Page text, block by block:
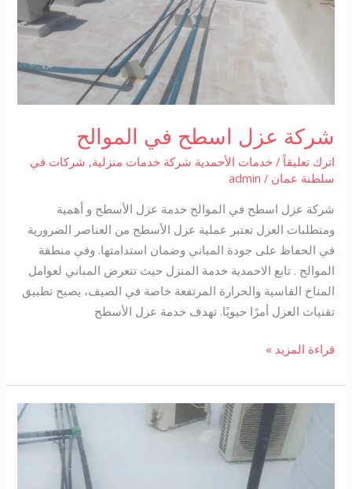
شركة عزل اسطح في الموالح
اترك تعليقاً / خدمات الأحمدية شركة خدمات منزلية, شركات في
سلطنة عمان /
admin
شركة عزل اسطح في الموالح خدمة عزل الأسطح و أهمية
ومتطلبات العزل تعتبر عملية عزل الأسطح من العناصر الضرورية
في الحفاظ على جودة المباني وضمان استدامتها. وفي منطقة
الموالح . تابع الاحمدية خدمة المنزل حيث تتعرض المباني لعوامل
المناخ القاسية والحرارة المرتفعة خاصة في الصيف، يصبح تطبيق
تقنيات العزل أمرًا حيويًا. تهدف خدمة عزل الأسطح
شركة
اسطح
قراءة المزيد »